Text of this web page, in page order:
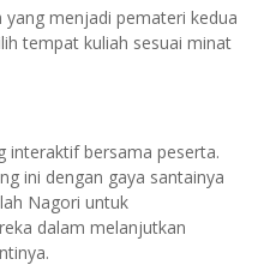
menjadi pemateri kedua
tempat kuliah sesuai minat
interaktif bersama peserta.
ini dengan gaya santainya
Nagori untuk
dalam melanjutkan